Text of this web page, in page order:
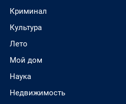
Криминал
Культура
Лето
Мой дом
Наука
Недвижимость